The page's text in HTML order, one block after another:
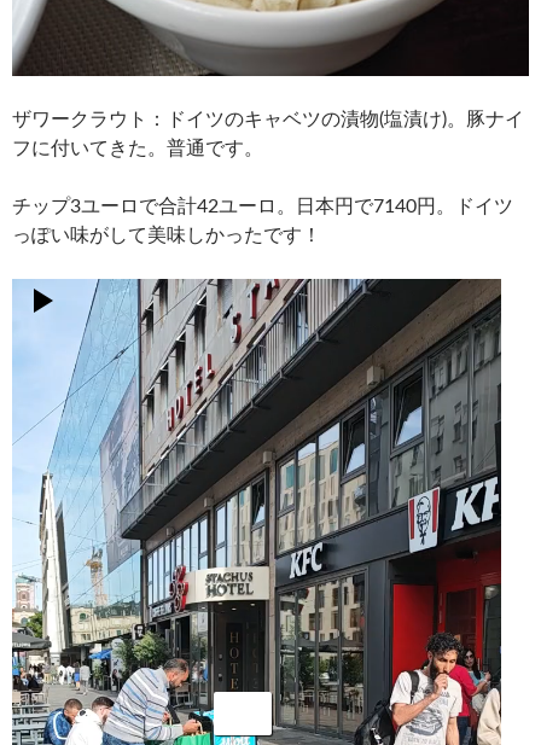
ザワークラウト：ドイツのキャベツの漬物(塩漬け)。豚ナイ
フに付いてきた。普通です。
チップ3ユーロで合計42ユーロ。日本円で7140円。ドイツ
っぽい味がして美味しかったです！
ヤ